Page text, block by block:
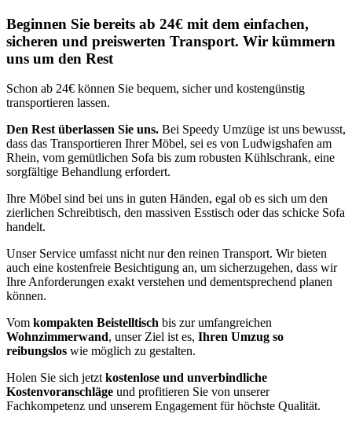
Beginnen Sie bereits ab 24€ mit dem einfachen,
sicheren und preiswerten Transport. Wir kümmern
uns um den Rest
Schon ab 24€ können Sie bequem, sicher und kostengünstig
transportieren lassen.
Den Rest überlassen Sie uns. Bei Speedy Umzüge ist uns bewusst,
dass das Transportieren Ihrer Möbel, sei es von Ludwigshafen am
Rhein, vom gemütlichen Sofa bis zum robusten Kühlschrank, eine
sorgfältige Behandlung erfordert.
Ihre Möbel sind bei uns in guten Händen, egal ob es sich um den
zierlichen Schreibtisch, den massiven Esstisch oder das schicke Sofa
handelt.
Unser Service umfasst nicht nur den reinen Transport. Wir bieten
auch eine kostenfreie Besichtigung an, um sicherzugehen, dass wir
Ihre Anforderungen exakt verstehen und dementsprechend planen
können.
Vom kompakten Beistelltisch bis zur umfangreichen
Wohnzimmerwand, unser Ziel ist es, Ihren Umzug so
reibungslos wie möglich zu gestalten.
Holen Sie sich jetzt kostenlose und unverbindliche
Kostenvoranschläge und profitieren Sie von unserer
Fachkompetenz und unserem Engagement für höchste Qualität.